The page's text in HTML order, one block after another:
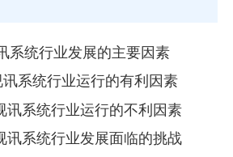
系统行业发展的主要因素
讯系统行业运行的有利因素
讯系统行业运行的不利因素
讯系统行业发展面临的挑战